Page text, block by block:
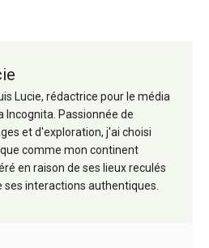
Lucie, rédactrice pour le média
Incognita. Passionnée de
et d'exploration, j'ai choisi
comme mon continent
en raison de ses lieux reculés
ses interactions authentiques.